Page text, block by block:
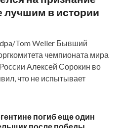
лучшим в истории
Tom Weller Бывший
чемпионата мира
Алексей Сорокин во
что не испытывает
погиб еще один